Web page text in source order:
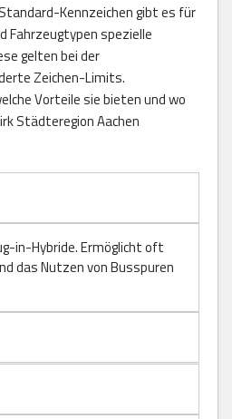
Kennzeichen gibt es für
Fahrzeugtypen spezielle
gelten bei der
Zeichen-Limits.
Vorteile sie bieten und wo
Städteregion Aachen
in-Hybride. Ermöglicht oft
das Nutzen von Busspuren